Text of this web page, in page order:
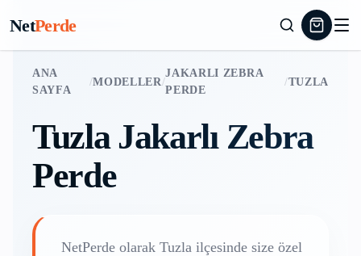
NetPerde
ANA
SAYFA
/MODELLER/
JAKARLI ZEBRA
PERDE
/TUZLA
Tuzla Jakarlı Zebra
Perde
NetPerde olarak Tuzla ilçesinde size özel